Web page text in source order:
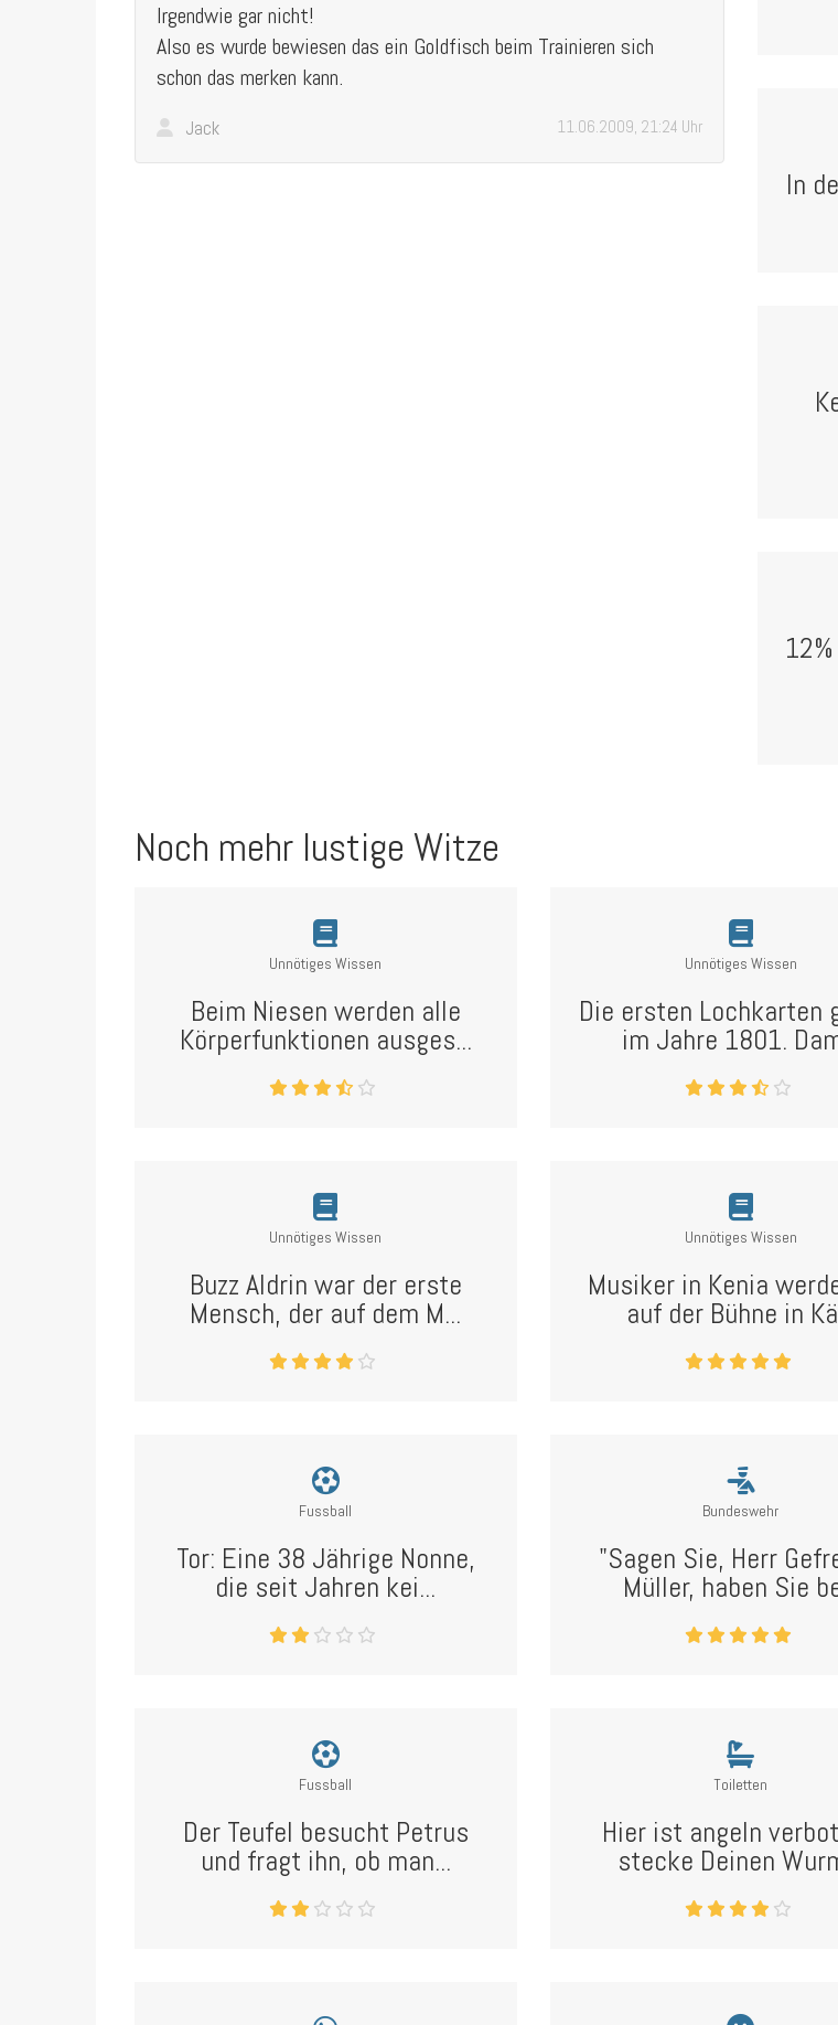
Irgendwie gar nicht!
Also es wurde bewiesen das ein Goldfisch beim Trainieren sich
schon das merken kann.
Jack 11.06.2009, 21:24 Uhr
In
Noch mehr lustige Witze
Unnötiges Wissen
Beim Niesen werden alle
Körperfunktionen ausges...
Unnötiges Wissen
Die ersten Lochkarten
im Jahre 1801.
Unnötiges Wissen
Buzz Aldrin war der erste
Mensch, der auf dem M...
Unnötiges Wissen
Musiker in Kenia
auf der Bühne in
Fussball
Tor: Eine 38 Jährige Nonne,
die seit Jahren kei...
Bundeswehr
"Sagen Sie, Herr
Müller, haben Sie
Fussball
Der Teufel besucht Petrus
und fragt ihn, ob man...
Toiletten
Hier ist angeln
stecke Deinen